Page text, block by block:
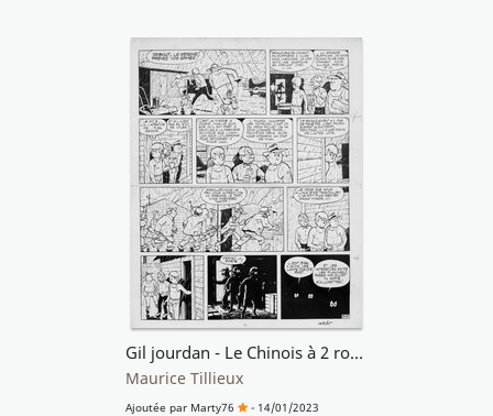
Gil jourdan - Le Chinois à 2 roues
Maurice Tillieux
Ajoutée par Marty76
- 14/01/2023